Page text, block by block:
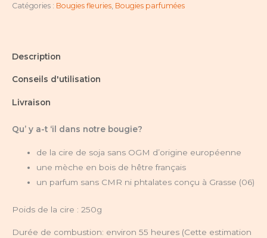
Catégories : Bougies fleuries Bougies parfumées
Description
Conseils d'utilisation
Livraison
Qu’ y a-t ‘il dans notre bougie?
de la cire de soja sans OGM d’origine européenne
une mèche en bois de hêtre français
un parfum sans CMR ni phtalates conçu à Grasse (06)
Poids de la cire : 250g
Durée de combustion: environ 55 heures (Cette estimation